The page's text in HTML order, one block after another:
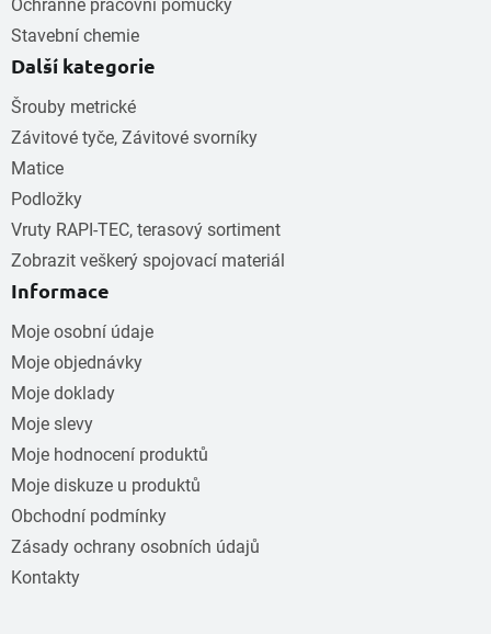
Ochranné pracovní pomůcky
Stavební chemie
Další kategorie
Šrouby metrické
Závitové tyče, Závitové svorníky
Matice
Podložky
Vruty RAPI-TEC, terasový sortiment
Zobrazit veškerý spojovací materiál
Informace
Moje osobní údaje
Moje objednávky
Moje doklady
Moje slevy
Moje hodnocení produktů
Moje diskuze u produktů
Obchodní podmínky
Zásady ochrany osobních údajů
Kontakty